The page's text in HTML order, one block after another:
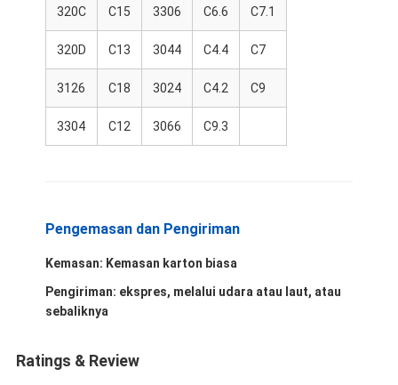
tentang kita
tur pabrik
Kontrol Kualitas
Hubungi kami
Suku Cadang Mesin Caterpillar
320C C15 3306 C6.6 C7.1
320D C13 3044 C4.4 C7
3126 C18 3024 C4.2 C9
3304 C12 3066 C9.3
Pengemasan dan Pengiriman
Kemasan: Kemasan karton biasa
Pengiriman: ekspres, melalui udara atau laut, atau
sebaliknya
Ratings & Review